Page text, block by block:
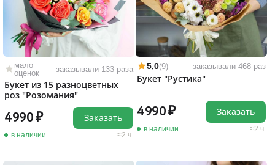
мало
оценок
заказывали 133 раза
Букет из 15 разноцветных
роз "Розомания"
4990
в наличии 2 ч.
Заказать
5,0(9) заказывали 468 раз
Букет "Рустика"
4990
в наличии 2 ч.
Заказать